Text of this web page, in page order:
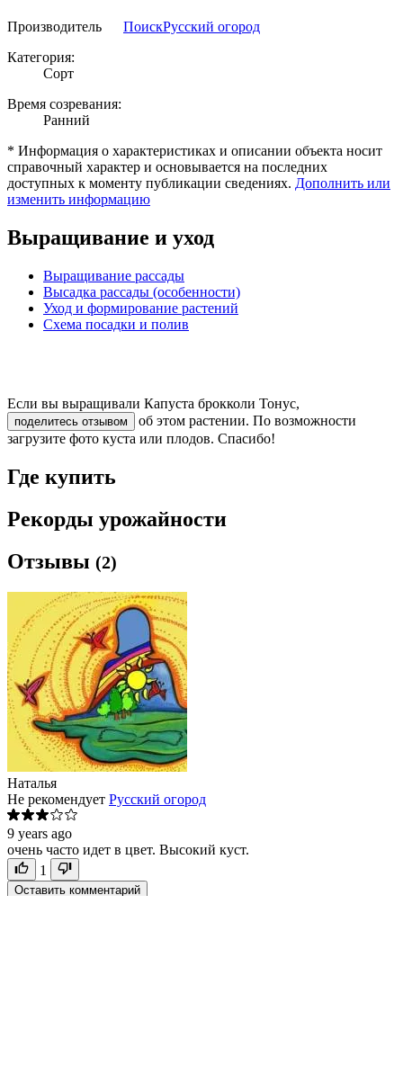
Производитель ПоискРусский огород
Категория:
Сорт
Время созревания:
Ранний
* Информация о характеристиках и описании объекта носит
справочный характер и основывается на последних
доступных к моменту публикации сведениях. Дополнить или
изменить информацию
Выращивание и уход
Выращивание рассады
Высадка рассады (особенности)
Уход и формирование растений
Схема посадки и полив
Если вы выращивали Капуста брокколи Тонус,
поделитесь отзывом
об этом растении. По возможности
загрузите фото куста или плодов. Спасибо!
Где купить
Рекорды урожайности
Отзывы (2)
Наталья
Не рекомендует Русский огород
9 years ago
очень часто идет в цвет. Высокий куст.
1
Оставить комментарий